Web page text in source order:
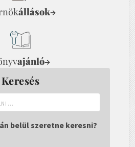
állások→
ajánló→
Keresés
el
gépelni...
belül szeretne keresni?